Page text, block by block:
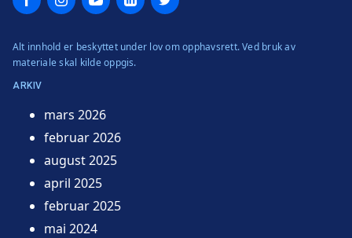
Alt innhold er beskyttet under lov om opphavsrett. Ved bruk av
materiale skal kilde oppgis.
ARKIV
mars 2026
februar 2026
august 2025
april 2025
februar 2025
mai 2024